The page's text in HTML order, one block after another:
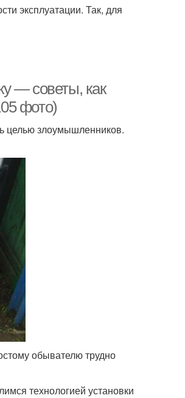
эксплуатации. Так, для
— советы, как
фото)
целью злоумышленников.
обывателю трудно
технологией установки